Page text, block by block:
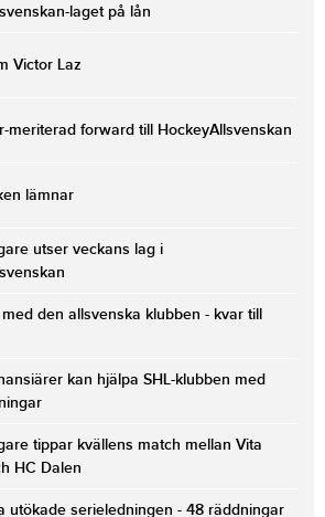
laget på lån
Victor Laz
meriterad forward till HockeyAllsvenskan
lämnar
utser veckans lag i
den allsvenska klubben - kvar till
kan hjälpa SHL-klubben med
tippar kvällens match mellan Vita
HC Dalen
utökade serieledningen - 48 räddningar